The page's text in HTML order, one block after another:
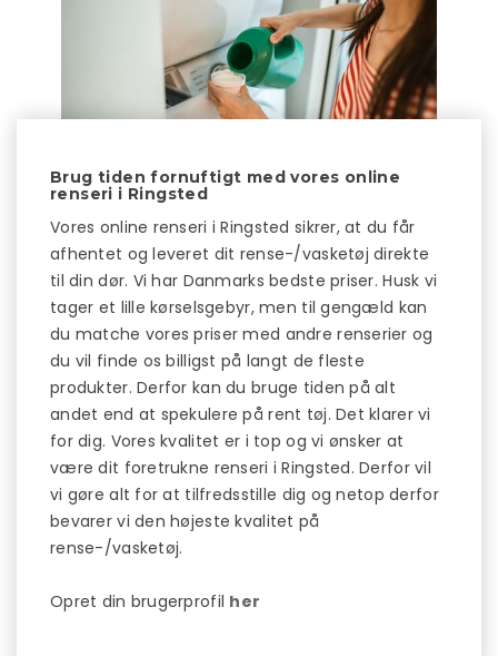
Brug tiden fornuftigt med vores online
renseri i Ringsted
Vores online renseri i Ringsted sikrer, at du får
afhentet og leveret dit rense-/vasketøj direkte
til din dør. Vi har Danmarks bedste priser. Husk vi
tager et lille kørselsgebyr, men til gengæld kan
du matche vores priser med andre renserier og
du vil finde os billigst på langt de fleste
produkter. Derfor kan du bruge tiden på alt
andet end at spekulere på rent tøj. Det klarer vi
for dig. Vores kvalitet er i top og vi ønsker at
være dit foretrukne renseri i Ringsted. Derfor vil
vi gøre alt for at tilfredsstille dig og netop derfor
bevarer vi den højeste kvalitet på
rense-/vasketøj.
Opret din brugerprofil her